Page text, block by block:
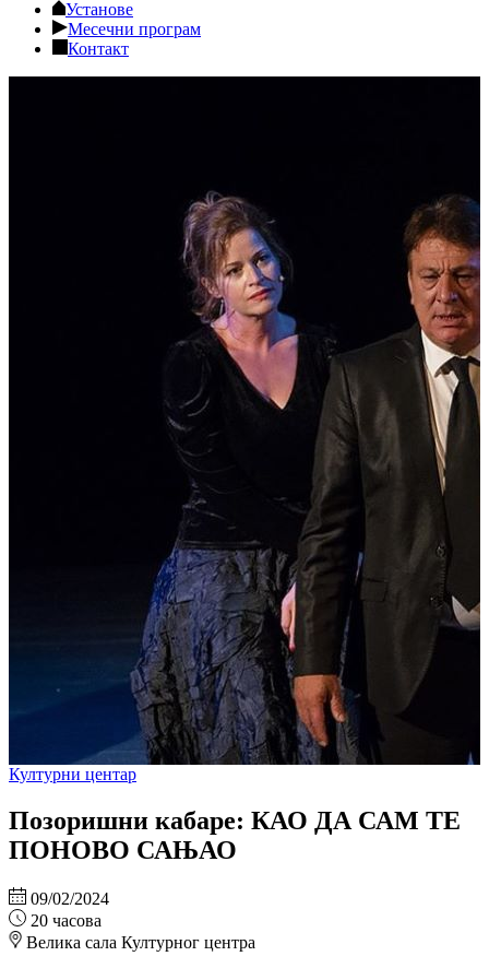
Установе
Месечни програм
Контакт
Културни центар
Позоришни кабаре: КАО ДА САМ ТЕ
ПОНОВО САЊАО
09/02/2024
20 часова
Велика сала Културног центра